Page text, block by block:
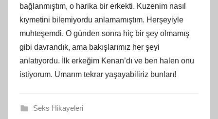
bağlanmıştım, o harika bir erkekti. Kuzenim nasıl
kıymetini bilemiyordu anlamamıştım. Herşeyiyle
muhteşemdi. O günden sonra hiç bir şey olmamış
gibi davrandık, ama bakışlarımız her şeyi
anlatıyordu. İlk erkeğim Kenan’dı ve ben halen onu
istiyorum. Umarım tekrar yaşayabiliriz bunları!
Seks Hikayeleri